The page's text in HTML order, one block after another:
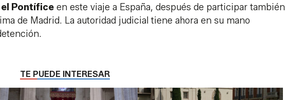
Pontífice en este viaje a España, después de participar también
de Madrid. La autoridad judicial tiene ahora en su mano
TE PUEDE INTERESAR